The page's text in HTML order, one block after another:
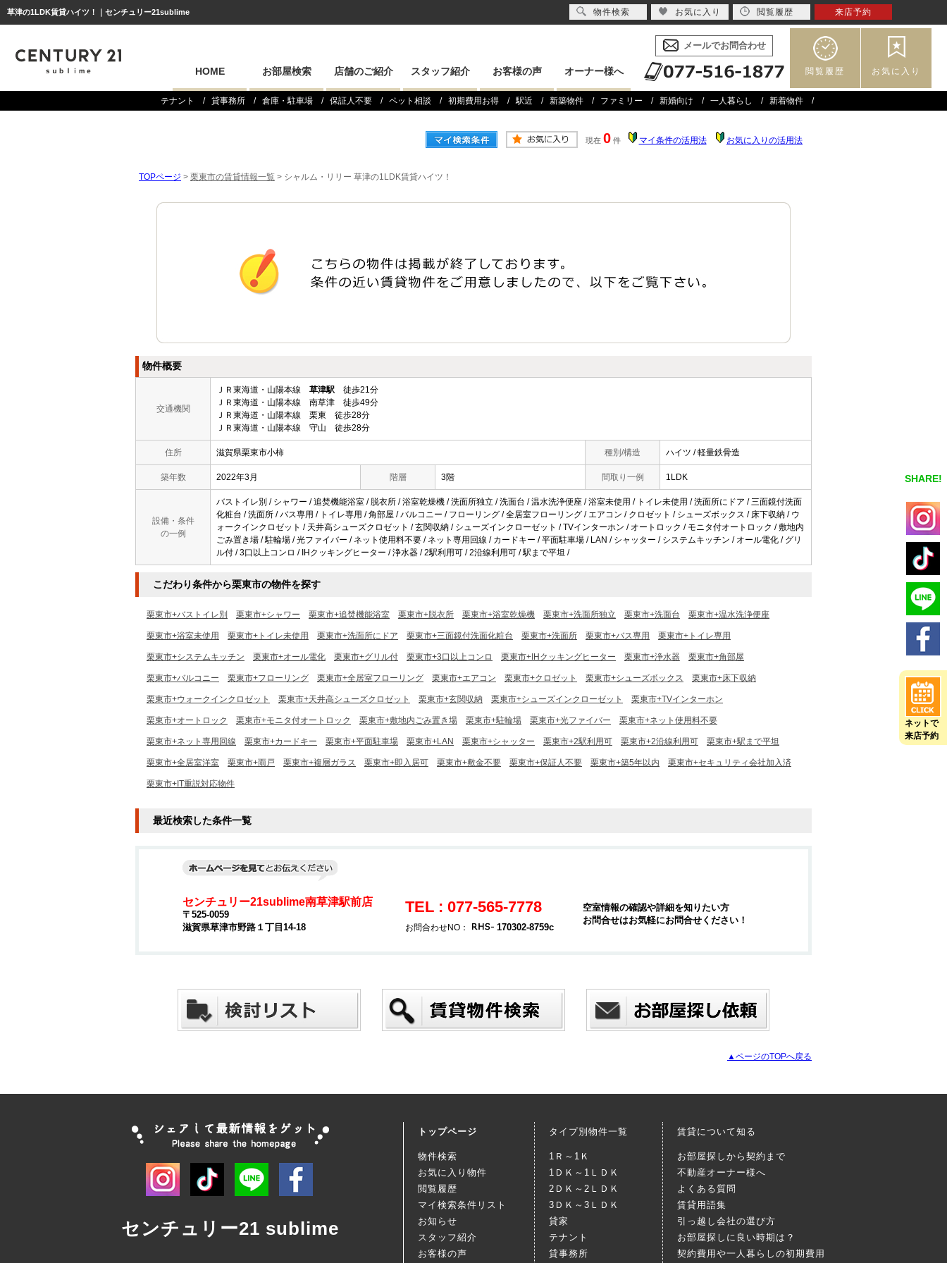
草津の1LDK賃貸ハイツ！｜センチュリー21sublime
HOME お部屋検索 店舗のご紹介 スタッフ紹介 お客様の声 オーナー様へ
メールでお問合わせ
閲覧履歴 お気に入り
テナント 貸事務所 倉庫・駐車場 保証人不要 ペット相談 初期費用お得 駅近 新築物件 ファミリー 新婚向け 一人暮らし 新着物件
SHARE!
ネットで
来店予約
現在 0 件 マイ条件の活用法 お気に入りの活用法
TOPページ > 栗東市の賃貸情報一覧 > シャルム・リリー 草津の1LDK賃貸ハイツ！
物件概要
交通機関
ＪＲ東海道・山陽本線 草津駅 徒歩21分
ＪＲ東海道・山陽本線 南草津 徒歩49分
ＪＲ東海道・山陽本線 栗東 徒歩28分
ＪＲ東海道・山陽本線 守山 徒歩28分
住所 滋賀県栗東市小柿 種別/構造 ハイツ / 軽量鉄骨造
築年数 2022年3月 階層 3階 間取り一例 1LDK
設備・条件
の一例
バストイレ別 / シャワー / 追焚機能浴室 / 脱衣所 / 浴室乾燥機 / 洗面所独立 / 洗面台 / 温水洗浄便座 / 浴室未使用 / トイレ未使用 / 洗面所にドア / 三面鏡付洗面
化粧台 / 洗面所 / バス専用 / トイレ専用 / 角部屋 / バルコニー / フローリング / 全居室フローリング / エアコン / クロゼット / シューズボックス / 床下収納 / ウ
ォークインクロゼット / 天井高シューズクロゼット / 玄関収納 / シューズインクローゼット / TVインターホン / オートロック / モニタ付オートロック / 敷地内
ごみ置き場 / 駐輪場 / 光ファイバー / ネット使用料不要 / ネット専用回線 / カードキー / 平面駐車場 / LAN / シャッター / システムキッチン / オール電化 / グリ
ル付 / 3口以上コンロ / IHクッキングヒーター / 浄水器 / 2駅利用可 / 2沿線利用可 / 駅まで平坦 /
こだわり条件から栗東市の物件を探す
栗東市+バストイレ別 栗東市+シャワー 栗東市+追焚機能浴室 栗東市+脱衣所 栗東市+浴室乾燥機 栗東市+洗面所独立 栗東市+洗面台 栗東市+温水洗浄便座
栗東市+浴室未使用 栗東市+トイレ未使用 栗東市+洗面所にドア 栗東市+三面鏡付洗面化粧台 栗東市+洗面所 栗東市+バス専用 栗東市+トイレ専用
栗東市+システムキッチン 栗東市+オール電化 栗東市+グリル付 栗東市+3口以上コンロ 栗東市+IHクッキングヒーター 栗東市+浄水器 栗東市+角部屋
栗東市+バルコニー 栗東市+フローリング 栗東市+全居室フローリング 栗東市+エアコン 栗東市+クロゼット 栗東市+シューズボックス 栗東市+床下収納
栗東市+ウォークインクロゼット 栗東市+天井高シューズクロゼット 栗東市+玄関収納 栗東市+シューズインクローゼット 栗東市+TVインターホン
栗東市+オートロック 栗東市+モニタ付オートロック 栗東市+敷地内ごみ置き場 栗東市+駐輪場 栗東市+光ファイバー 栗東市+ネット使用料不要
栗東市+ネット専用回線 栗東市+カードキー 栗東市+平面駐車場 栗東市+LAN 栗東市+シャッター 栗東市+2駅利用可 栗東市+2沿線利用可 栗東市+駅まで平坦
栗東市+全居室洋室 栗東市+雨戸 栗東市+複層ガラス 栗東市+即入居可 栗東市+敷金不要 栗東市+保証人不要 栗東市+築5年以内 栗東市+セキュリティ会社加入済
栗東市+IT重説対応物件
最近検索した条件一覧
センチュリー21sublime南草津駅前店
〒525-0059
滋賀県草津市野路１丁目14-18
TEL : 077-565-7778
お問合わせNO： 170302-8759c
空室情報の確認や詳細を知りたい方
お問合せはお気軽にお問合せください！
▲ページのTOPへ戻る
センチュリー21 sublime
トップページ
物件検索
お気に入り物件
閲覧履歴
マイ検索条件リスト
お知らせ
スタッフ紹介
お客様の声
タイプ別物件一覧
1Ｒ～1Ｋ
1ＤＫ～1ＬＤＫ
2ＤＫ～2ＬＤＫ
3ＤＫ～3ＬＤＫ
貸家
テナント
貸事務所
賃貸について知る
お部屋探しから契約まで
不動産オーナー様へ
よくある質問
賃貸用語集
引っ越し会社の選び方
お部屋探しに良い時期は？
契約費用や一人暮らしの初期費用
物件検索 お気に入り 閲覧履歴 来店予約